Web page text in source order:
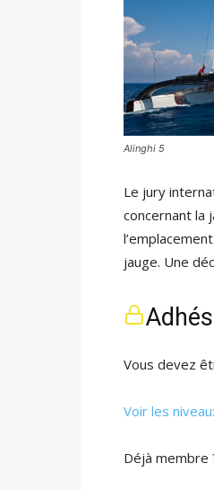
Alinghi 5
Le jury
concernant la
jauge. Une
Vous devez
Voir les
Déjà membre